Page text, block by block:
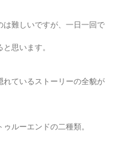
難しいですが、一日一回で
思います。
ているストーリーの全貌が
ルーエンドの二種類。